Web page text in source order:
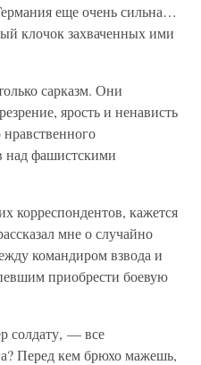
еще очень сильна…
клочок захваченных ими
сарказм. Они
ярость и ненависть
над фашистскими
корреспондентов, кажется
мне о случайно
командиром взвода и
приобрести боевую
солдату, — все
Перед кем брюхо мажешь,